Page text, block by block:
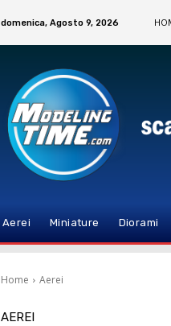
domenica, Agosto 9, 2026
Aerei Miniature Diorami
Home Aerei
AEREI